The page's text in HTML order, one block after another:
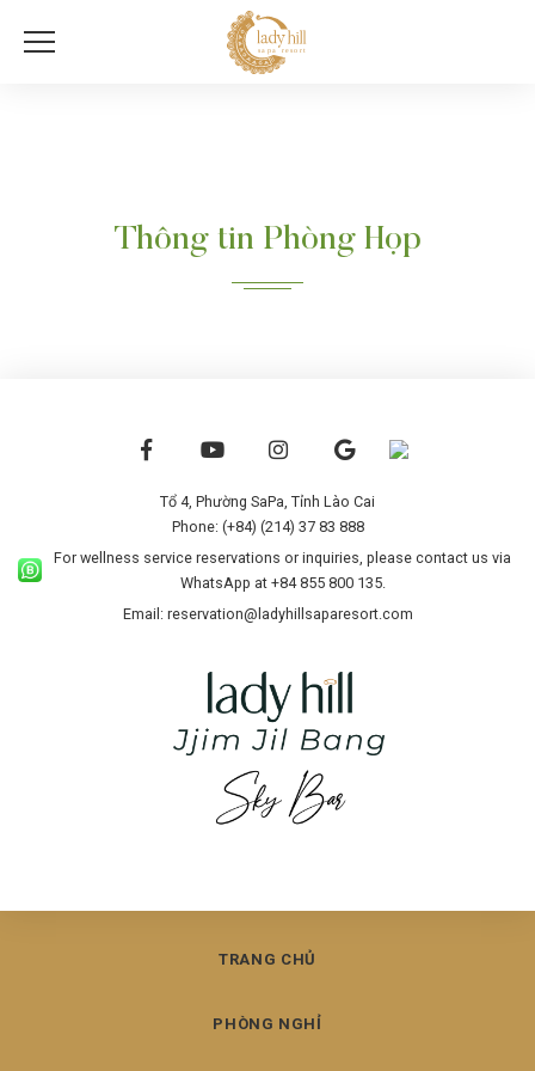
Thông tin Phòng Họp
Tổ 4, Phường SaPa, Tỉnh Lào Cai
Phone: (+84) (214) 37 83 888
For wellness service reservations or inquiries, please contact us via
WhatsApp at +84 855 800 135.
Email: reservation@ladyhillsaparesort.com
TRANG CHỦ
PHÒNG NGHỈ